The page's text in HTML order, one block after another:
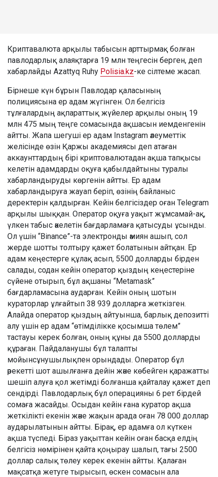
Криптавалюта арқылы табысын арттырмақ болған
павлодарлық алаяқтарға 19 млн теңгесін берген, деп
хабарлайды Azattyq Ruhy Polisia.kz-ке сілтеме жасап.
Бірнеше күн бұрын Павлодар қаласының
полициясына ер адам жүгінген. Ол белгісіз
тұлғалардың ақпараттық жүйелер арқылы оның 19
млн 475 мың теңге сомасында ақшасын иемденгенін
айтты. Жапа шегуші ер адам Instagram әлеуметтік
желісінде өзін Қаржы академиясы деп атаған
аккаунттардың бірі криптовалютадан ақша тапқысы
келетін адамдарды оқуға қабылдайтыны туралы
хабарландыруды көргенін айтты. Ер адам
хабарландыруға жауап беріп, өзінің байланыс
деректерін қалдырған. Кейін белгісіздер оған Telegram
арқылы шыққан. Оператор оқуға уақыт жұмсамай-ақ,
үлкен табыс әкелетін бағдарламаға қатысуды ұсынды.
Ол үшін “Binance”-та электронды әмиян ашып, сол
жерде шотты толтыру қажет болатынын айтқан. Ер
адам кеңестерге құлақ асып, 5500 долларды бірден
салады, содан кейін оператор қыздың кеңестеріне
сүйене отырып, бұл ақшаны “Metamask”
бағдарламасына аударған. Кейін оның шотын
кураторлар ұлғайтып 38 939 долларға жеткізген.
Алайда оператор қыздың айтуынша, барлық депозитті
алу үшін ер адам “өтімділікке қосымша төлем”
тастауы керек болған, оның құны да 5500 долларды
құраған. Пайдаланушы бұл талапты
мойынсұнушылықпен орындады. Оператор бұл
әрекетті шот ашылғанға дейін және көбейген қаражатты
шешіп алуға қол жетімді болғанша қайталау қажет деп
сендірді. Павлодарлық бұл операцияны 6 рет бірдей
сомаға жасайды. Осыдан кейін ғана куратор ақша
жеткілікті екенін және жақын арада оған 78 000 доллар
аударылатынын айтты. Бірақ, ер адамға ол күткен
ақша түспеді. Біраз уақыттан кейін оған басқа елдің
белгісіз нөмірінен қайта қоңырау шалып, тағы 2500
доллар салық төлеу керек екенін айтты. Қалаған
мақсатқа жетуге тырысып, өскен сомасын ала